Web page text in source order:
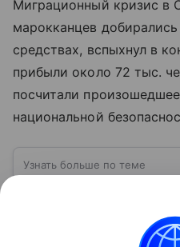
Миграционный кризис в
марокканцев
средствах, вспыхнул в
прибыли около 72 тыс.
посчитали
национальной
Узнать больше по теме
Сеута — автономный
расположенный на